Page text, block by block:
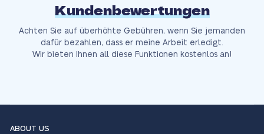
Kundenbewertungen
Achten Sie auf überhöhte Gebühren, wenn Sie jemanden
dafür bezahlen, dass er meine Arbeit erledigt.
Wir bieten Ihnen all diese Funktionen kostenlos an!
ABOUT US